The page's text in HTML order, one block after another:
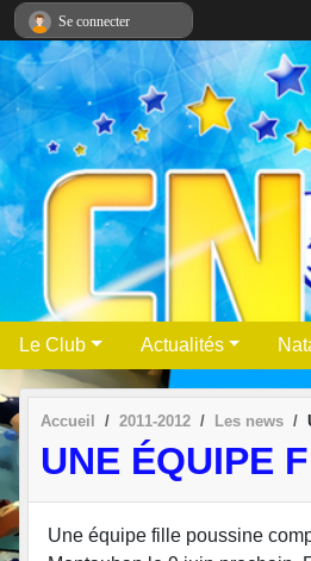
Le Club Actualités
Accueil 2011-2012 Les news
UNE ÉQUIPE
Une équipe fille poussine
Se connecter
Panneau de gestion des cookies